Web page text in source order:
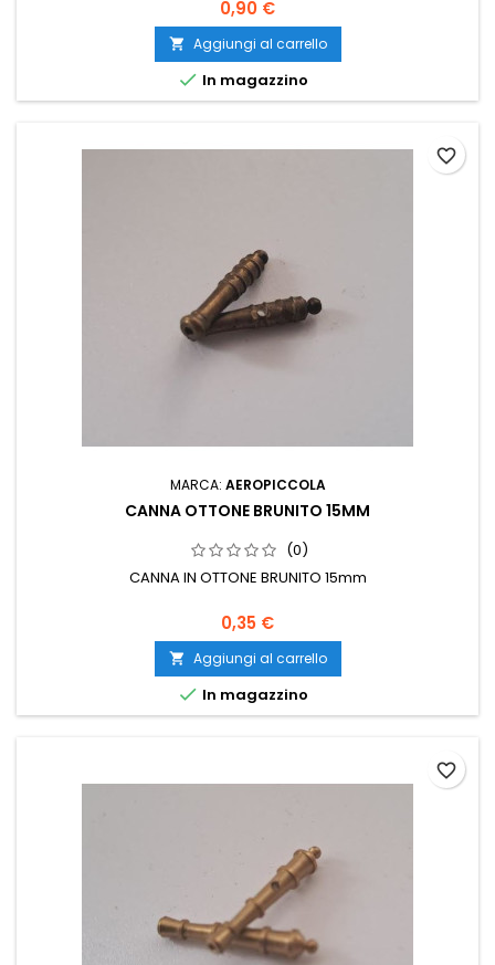
0,90 €
 Aggiungi al carrello
 In magazzino
MARCA: AEROPICCOLA
CANNA OTTONE BRUNITO 15MM
(0)
CANNA IN OTTONE BRUNITO 15mm
0,35 €
 Aggiungi al carrello
 In magazzino
favorite_border
favorite_border